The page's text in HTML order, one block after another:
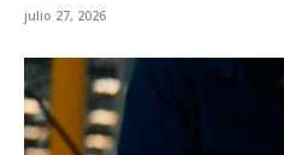
julio 27, 2026